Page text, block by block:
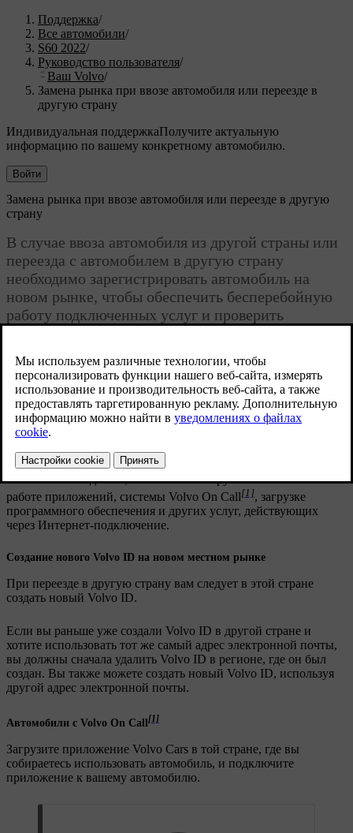
Поддержка/
Все автомобили/
S60 2022/
Руководство пользователя/
Ваш Volvo/
Замена рынка при ввозе автомобиля или переезде в
другую страну
Индивидуальная поддержкаПолучите актуальную
информацию по вашему конкретному автомобилю.
Войти
Обновленная версия 03.02.2025
Замена рынка при ввозе автомобиля или переезде в другую
страну
В случае ввоза автомобиля из другой страны или
переезда с автомобилем в другую страну
необходимо зарегистрировать автомобиль на
новом рынке, чтобы обеспечить бесперебойную
работу подключенных услуг и проверить
Посещение авторизованного дилера Volvo
Обратитесь к авторизованному дилеру Volvo, который
Если этого не сделать, вы можете обнаружить отклонения в
работе приложений, системы Volvo On Call[1], загрузке
программного обеспечения и других услуг, действующих
через Интернет-подключение.
Создание нового Volvo ID на новом местном рынке
При переезде в другую страну вам следует в этой стране
создать новый Volvo ID.
Если вы раньше уже создали Volvo ID в другой стране и
хотите использовать тот же самый адрес электронной почты,
вы должны сначала удалить Volvo ID в регионе, где он был
создан. Вы также можете создать новый Volvo ID, используя
другой адрес электронной почты.
Автомобили с Volvo On Call[1]
Загрузите приложение Volvo Cars в той стране, где вы
собираетесь использовать автомобиль, и подключите
приложение к вашему автомобилю.